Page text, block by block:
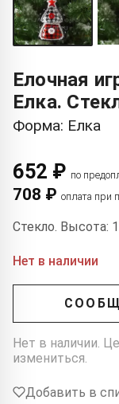
Елочная
Елка.
Форма: Елка
652 ₽ по
708 ₽ оплата при
Стекло. Высота:
Нет в наличии
Нет в наличии.
измениться.
Добавить в